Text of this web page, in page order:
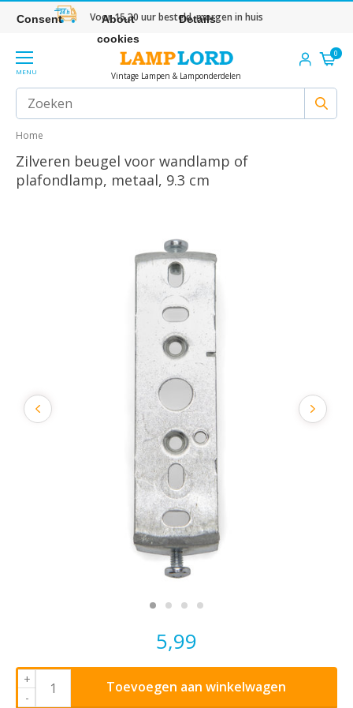
Voor 15.30 uur besteld, morgen in huis
MENU Vintage Lampen & Lamponderdelen
0
Home
Zilveren beugel voor wandlamp of
plafondlamp, metaal, 9.3 cm
5,99
+
-
Toevoegen aan winkelwagen
Consent
About
cookies
Details